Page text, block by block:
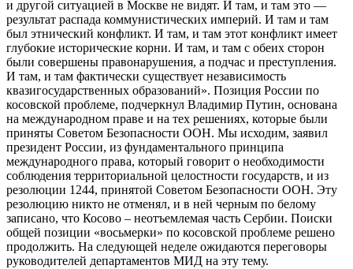
и другой ситуацией в Москве не видят. И там, и там это —
результат распада коммунистических империй. И там и там
был этнический конфликт. И там, и там этот конфликт имеет
глубокие исторические корни. И там, и там с обеих сторон
были совершены правонарушения, а подчас и преступления.
И там, и там фактически существует независимость
квазигосударственных образований». Позиция России по
косовской проблеме, подчеркнул Владимир Путин, основана
на международном праве и на тех решениях, которые были
приняты Советом Безопасности ООН. Мы исходим, заявил
президент России, из фундаментального принципа
международного права, который говорит о необходимости
соблюдения территориальной целостности государств, и из
резолюции 1244, принятой Советом Безопасности ООН. Эту
резолюцию никто не отменял, и в ней черным по белому
записано, что Косово – неотъемлемая часть Сербии. Поиски
общей позиции «восьмерки» по косовской проблеме решено
продолжить. На следующей неделе ожидаются переговоры
руководителей департаментов МИД на эту тему.